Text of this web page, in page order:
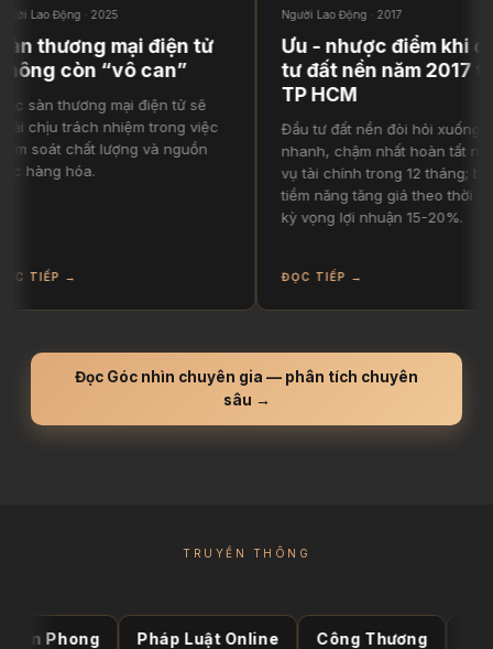
Động · 2025
thương mại điện tử
còn “vô can”
thương mại điện tử sẽ
trách nhiệm trong việc
chất lượng và nguồn
hóa.
→
Người Lao Động · 2017
Ưu - nhược điểm khi đầu
tư đất nền năm 2017 tại
TP HCM
Đầu tư đất nền đòi hỏi xuống tiền
nhanh, chậm nhất hoàn tất nghĩa
vụ tài chính trong 12 tháng; bù lại
tiềm năng tăng giá theo thời gian,
kỳ vọng lợi nhuận 15-20%.
ĐỌC TIẾP →
Đọc Góc nhìn chuyên gia — phân tích chuyên
sâu →
TRUYỀN THÔNG
Pháp Luật Online Công Thương Thời báo